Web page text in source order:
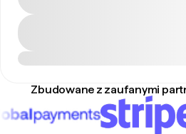
Zbudowane z zaufanymi